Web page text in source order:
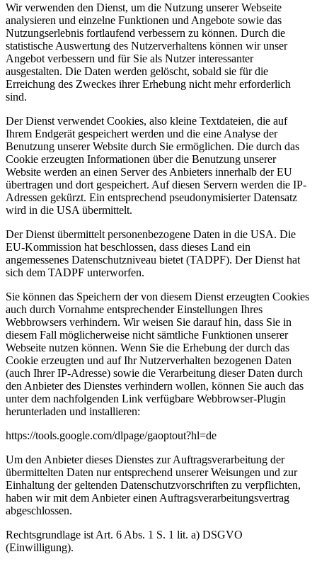
Wir verwenden den Dienst, um die Nutzung unserer Webseite
analysieren und einzelne Funktionen und Angebote sowie das
Nutzungserlebnis fortlaufend verbessern zu können. Durch die
statistische Auswertung des Nutzerverhaltens können wir unser
Angebot verbessern und für Sie als Nutzer interessanter
ausgestalten. Die Daten werden gelöscht, sobald sie für die
Erreichung des Zweckes ihrer Erhebung nicht mehr erforderlich
sind.
Der Dienst verwendet Cookies, also kleine Textdateien, die auf
Ihrem Endgerät gespeichert werden und die eine Analyse der
Benutzung unserer Website durch Sie ermöglichen. Die durch das
Cookie erzeugten Informationen über die Benutzung unserer
Website werden an einen Server des Anbieters innerhalb der EU
übertragen und dort gespeichert. Auf diesen Servern werden die IP-
Adressen gekürzt. Ein entsprechend pseudonymisierter Datensatz
wird in die USA übermittelt.
Der Dienst übermittelt personenbezogene Daten in die USA. Die
EU-Kommission hat beschlossen, dass dieses Land ein
angemessenes Datenschutzniveau bietet (TADPF). Der Dienst hat
sich dem TADPF unterworfen.
Sie können das Speichern der von diesem Dienst erzeugten Cookies
auch durch Vornahme entsprechender Einstellungen Ihres
Webbrowsers verhindern. Wir weisen Sie darauf hin, dass Sie in
diesem Fall möglicherweise nicht sämtliche Funktionen unserer
Webseite nutzen können. Wenn Sie die Erhebung der durch das
Cookie erzeugten und auf Ihr Nutzerverhalten bezogenen Daten
(auch Ihrer IP-Adresse) sowie die Verarbeitung dieser Daten durch
den Anbieter des Dienstes verhindern wollen, können Sie auch das
unter dem nachfolgenden Link verfügbare Webbrowser-Plugin
herunterladen und installieren:
https://tools.google.com/dlpage/gaoptout?hl=de
Um den Anbieter dieses Dienstes zur Auftragsverarbeitung der
übermittelten Daten nur entsprechend unserer Weisungen und zur
Einhaltung der geltenden Datenschutzvorschriften zu verpflichten,
haben wir mit dem Anbieter einen Auftragsverarbeitungsvertrag
abgeschlossen.
Rechtsgrundlage ist Art. 6 Abs. 1 S. 1 lit. a) DSGVO
(Einwilligung).